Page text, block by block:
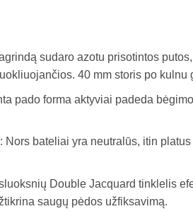
sudaro azotu prisotintos
40 mm storis po
pado forma aktyviai padeda
bateliai yra neutralūs, itin
Double Jacquard tinklelis
saugų pėdos užfiksavimą.